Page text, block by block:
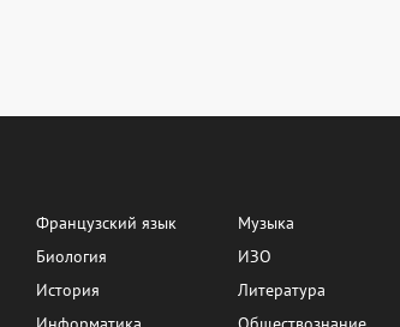
Французский язык
Биология
История
Музыка
ИЗО
Литература